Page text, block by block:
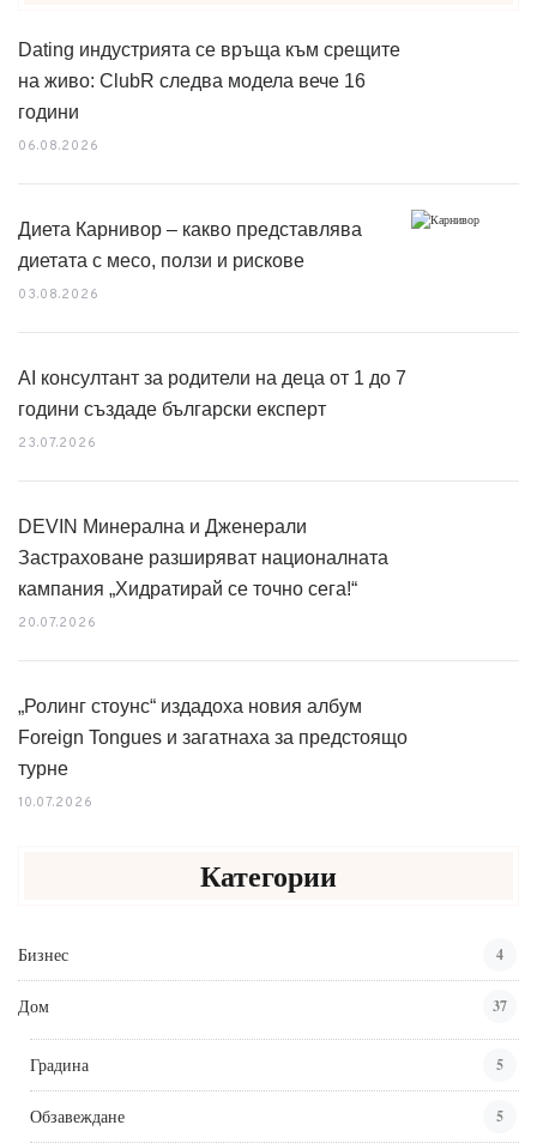
Dating индустрията се връща към срещите
на живо: ClubR следва модела вече 16
години
06.08.2026
Диета Карнивор – какво представлява
диетата с месо, ползи и рискове
03.08.2026
AI консултант за родители на деца от 1 до 7
години създаде български експерт
23.07.2026
DEVIN Минерална и Дженерали
Застраховане разширяват националната
кампания „Хидратирай се точно сега!“
20.07.2026
„Ролинг стоунс“ издадоха новия албум
Foreign Tongues и загатнаха за предстоящо
турне
10.07.2026
Категории
Бизнес 4
Дом 37
Градина 5
Обзавеждане 5